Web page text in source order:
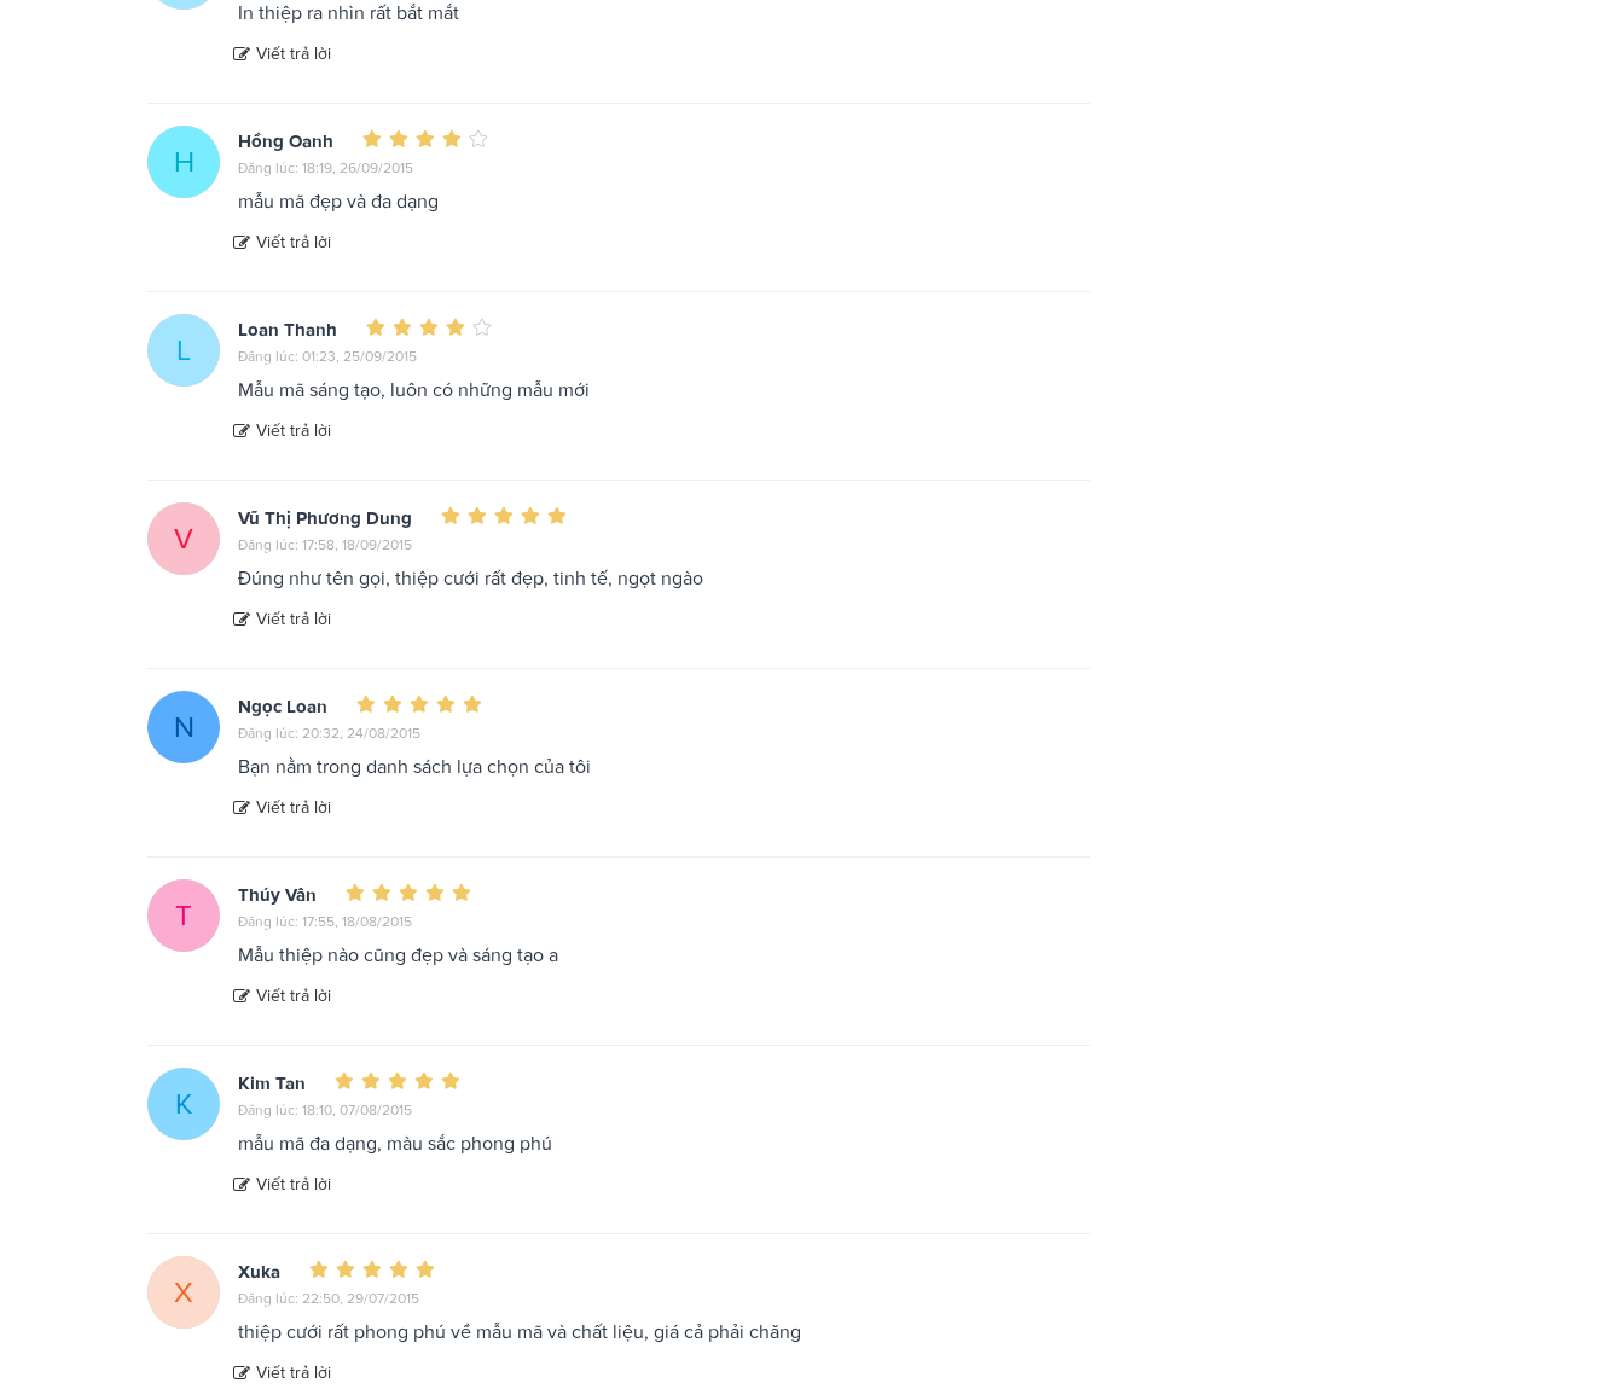
In thiệp ra nhìn rất bắt mắt
Viết trả lời
H
Hồng Oanh
Đăng lúc: 18:19, 26/09/2015
mẫu mã đẹp và đa dạng
Viết trả lời
L
Loan Thanh
Đăng lúc: 01:23, 25/09/2015
Mẫu mã sáng tạo, luôn có những mẫu mới
Viết trả lời
V
Vũ Thị Phương Dung
Đăng lúc: 17:58, 18/09/2015
Đúng như tên gọi, thiệp cưới rất đẹp, tinh tế, ngọt ngào
Viết trả lời
N
Ngọc Loan
Đăng lúc: 20:32, 24/08/2015
Bạn nằm trong danh sách lựa chọn của tôi
Viết trả lời
T
Thúy Vân
Đăng lúc: 17:55, 18/08/2015
Mẫu thiệp nào cũng đẹp và sáng tạo a
Viết trả lời
K
Kim Tan
Đăng lúc: 18:10, 07/08/2015
mẫu mã đa dạng, màu sắc phong phú
Viết trả lời
X
Xuka
Đăng lúc: 22:50, 29/07/2015
thiệp cưới rất phong phú về mẫu mã và chất liệu, giá cả phải chăng
Viết trả lời